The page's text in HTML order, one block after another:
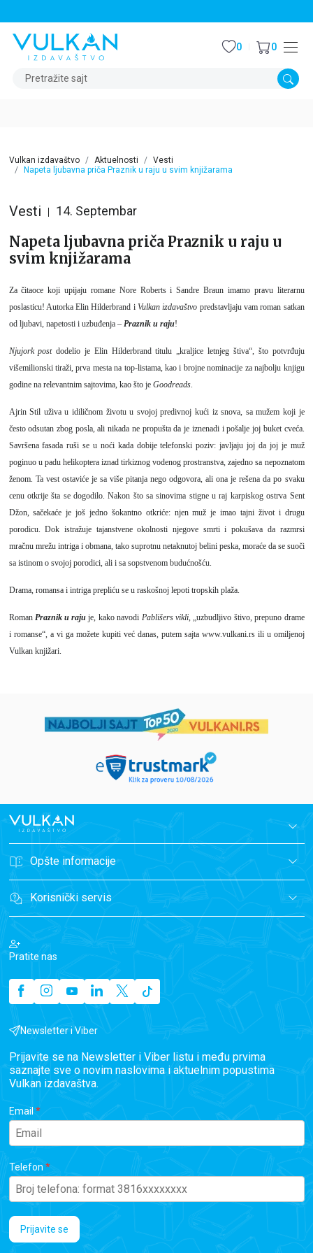
Pretražite sajt
0 0
Vulkan izdavaštvo Aktuelnosti
Vesti
Napeta ljubavna priča Praznik u raju u svim knjižarama
Vesti 14. Septembar
Napeta ljubavna priča Praznik u raju u
svim knjižarama
Za čitaoce koji upijaju romane Nore Roberts i Sandre Braun imamo pravu literarnu
poslasticu! Autorka Elin Hilderbrand i Vulkan izdavaštvo predstavljaju vam roman satkan
od ljubavi, napetosti i uzbuđenja – Praznik u raju!
Njujork postdodelio je Elin Hilderbrand titulu „kraljice letnjeg štiva“, što potvrđuju
višemilionski tiraži, prva mesta na top-listama, kao i brojne nominacije za najbolju knjigu
godine na relevantnim sajtovima, kao što je Goodreads.
Ajrin Stil uživa u idiličnom životu u svojoj predivnoj kući iz snova, sa mužem koji je
često odsutan zbog posla, ali nikada ne propušta da je iznenadi i pošalje joj buket cveća.
Savršena fasada ruši se u noći kada dobije telefonski poziv: javljaju joj da joj je muž
poginuo u padu helikoptera iznad tirkiznog vodenog prostranstva, zajedno sa nepoznatom
ženom. Ta vest ostaviće je sa više pitanja nego odgovora, ali ona je rešena da po svaku
cenu otkrije šta se dogodilo. Nakon što sa sinovima stigne u raj karpiskog ostrva Sent
Džon, sačekaće je još jedno šokantno otkriće: njen muž je imao tajni život i drugu
porodicu. Dok istražuje tajanstvene okolnosti njegove smrti i pokušava da razmrsi
mračnu mrežu intriga i obmana, tako suprotnu netaknutoj belini peska, moraće da se suoči
sa istinom o svojoj porodici, ali i sa sopstvenom budućnošću.
Drama, romansa i intriga prepliću se u raskošnoj lepoti tropskih plaža.
Roman Praznik u raju je, kako navodi Pablišers vikli, „uzbudljivo štivo, prepuno drame
i romanse“, a vi ga možete kupiti već danas, putem sajta www.vulkani.rsili u omiljenoj
Vulkan knjižari.
Opšte informacije
Korisnički servis
Pratite nas
Newsletter i Viber
Prijavite se na Newsletter i Viber listu i među prvima
saznajte sve o novim naslovima i aktuelnim popustima
Vulkan izdavaštva.
Email
Telefon
Prijavite se